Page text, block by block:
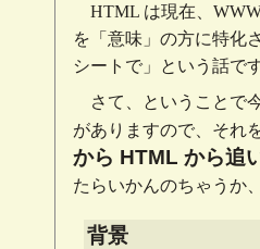
HTML は現在、
を「意味」の方に特化
シートで」という話です
さて、ということで
がありますので、それ
から HTML から追
たらいかんのちゃうか
背景